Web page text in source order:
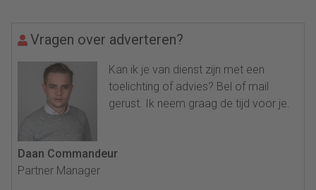
Vragen over adverteren?
Kan ik je van dienst zijn met een
toelichting of advies? Bel of mail
gerust. Ik neem graag de tijd voor je.
Daan Commandeur
Partner Manager